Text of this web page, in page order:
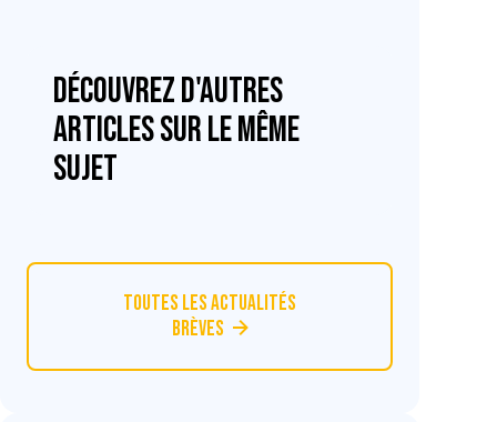
Découvrez d'autres
articles sur le même
sujet
Toutes les actualités
Brèves